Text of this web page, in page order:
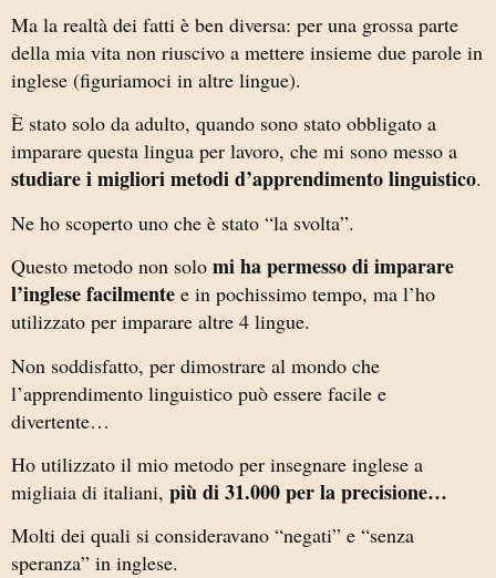
Ma la realtà dei fatti è ben diversa: per una grossa parte
della mia vita non riuscivo a mettere insieme due parole in
inglese (figuriamoci in altre lingue).
È stato solo da adulto, quando sono stato obbligato a
imparare questa lingua per lavoro, che mi sono messo a
studiare i migliori metodi d’apprendimento linguistico.
Ne ho scoperto uno che è stato “la svolta”.
Questo metodo non solo mi ha permesso di imparare
l’inglese facilmente e in pochissimo tempo, ma l’ho
utilizzato per imparare altre 4 lingue.
Non soddisfatto, per dimostrare al mondo che
l’apprendimento linguistico può essere facile e
divertente…
Ho utilizzato il mio metodo per insegnare inglese a
migliaia di italiani, più di 31.000 per la precisione…
Molti dei quali si consideravano “negati” e “senza
speranza” in inglese.